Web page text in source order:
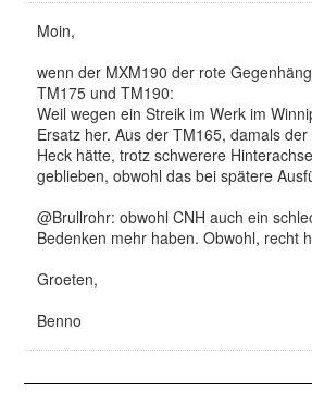
Moin,
wenn der MXM190 der rote
TM175 und TM190:
Weil wegen ein Streik im Werk im
Ersatz her. Aus der TM165, damals
Heck hätte, trotz schwerere
geblieben, obwohl das bei spätere
@Brullrohr: obwohl CNH auch ein
Bedenken mehr haben. Obwohl, recht
Groeten,
Benno